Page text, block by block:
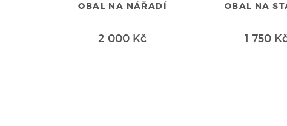
OBAL NA NÁŘADÍ
2 000 Kč
OBAL NA
1 750